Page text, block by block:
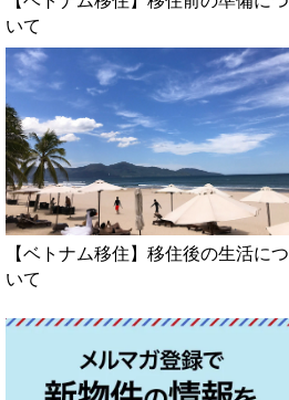
いて
【ベトナム移住】移住後の生活につ
いて